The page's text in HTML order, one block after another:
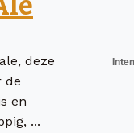
deze
de
en
...